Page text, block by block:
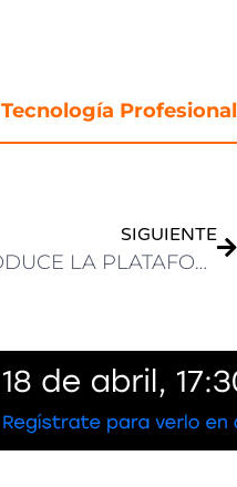
Profesional
SIGUIENTE
ROSS VIDEO INTRODUCE LA PLATAFORMA QUORUM ONE EN INFOCOMM 2025